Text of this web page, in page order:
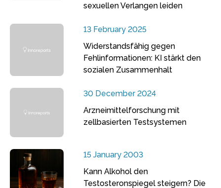
sexuellen Verlangen leiden
13 February 2025
Widerstandsfähig gegen
Fehlinformationen: KI stärkt den
sozialen Zusammenhalt
30 December 2024
Arzneimittelforschung mit
zellbasierten Testsystemen
15 January 2003
Kann Alkohol den
Testosteronspiegel steigern? Die